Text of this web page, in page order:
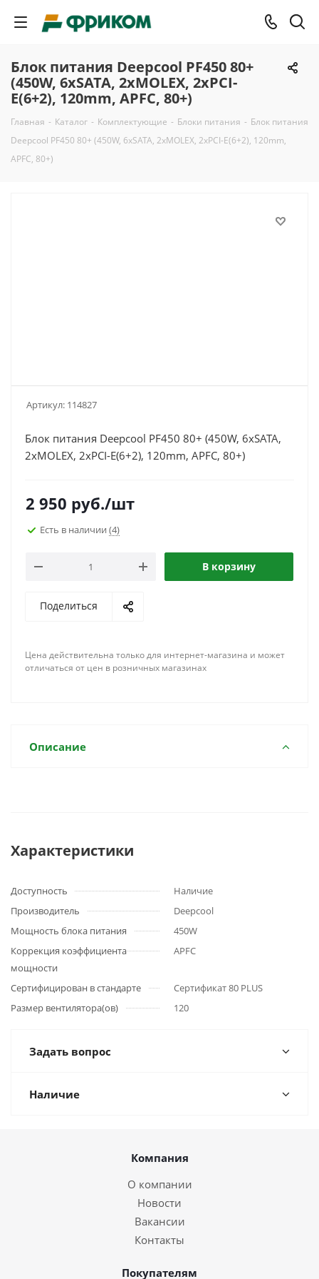
Блок питания Deepcool PF450 80+
(450W, 6xSATA, 2xMOLEX, 2xPCI-
E(6+2), 120mm, APFC, 80+)
Главная - Каталог - Комплектующие - Блоки питания - Блок питания
Deepcool PF450 80+ (450W, 6xSATA, 2xMOLEX, 2xPCI-E(6+2), 120mm,
APFC, 80+)
Артикул: 114827
Блок питания Deepcool PF450 80+ (450W, 6xSATA,
2xMOLEX, 2xPCI-E(6+2), 120mm, APFC, 80+)
2 950 руб./шт
Есть в наличии (4)
В корзину
Поделиться
Цена действительна только для интернет-магазина и может
отличаться от цен в розничных магазинах
Описание
Характеристики
Доступность
Наличие
Производитель
Deepcool
Мощность блока питания
450W
Коррекция коэффициента
мощности
APFC
Сертифицирован в стандарте
Сертификат 80 PLUS
Размер вентилятора(ов)
120
Задать вопрос
Наличие
Компания
О компании
Новости
Вакансии
Контакты
Покупателям